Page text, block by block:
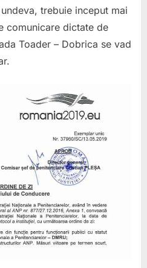
trebuie inceput mai
comunicare dictate de
Toader – Dobrica se vad